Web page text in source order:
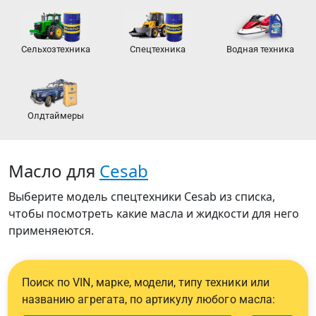
Сельхозтехника Спецтехника Водная техника
Олдтаймеры
Масло для Cesab
Выберите модель спецтехники Cesab из списка,
чтобы посмотреть какие масла и жидкости для него
применяеются.
Поиск по VIN, марке, модели, типу техники или
названию агрегата, по артикулу любого масла: